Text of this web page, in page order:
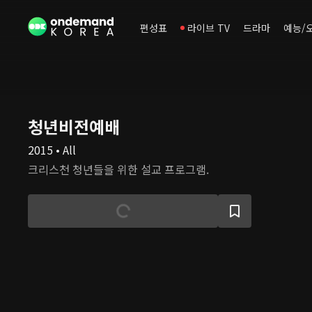
편성표 라이브 TV 드라마 예능/
청년비전예배
2015 • All
크리스천 청년들을 위한 설교 프로그램.